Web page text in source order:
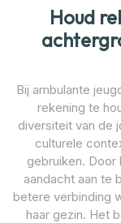
Houd
Bij ambulante
rekening te
diversiteit van de
culturele
gebruiken.
aandacht aan te
betere verbinding
haar gezin. Het